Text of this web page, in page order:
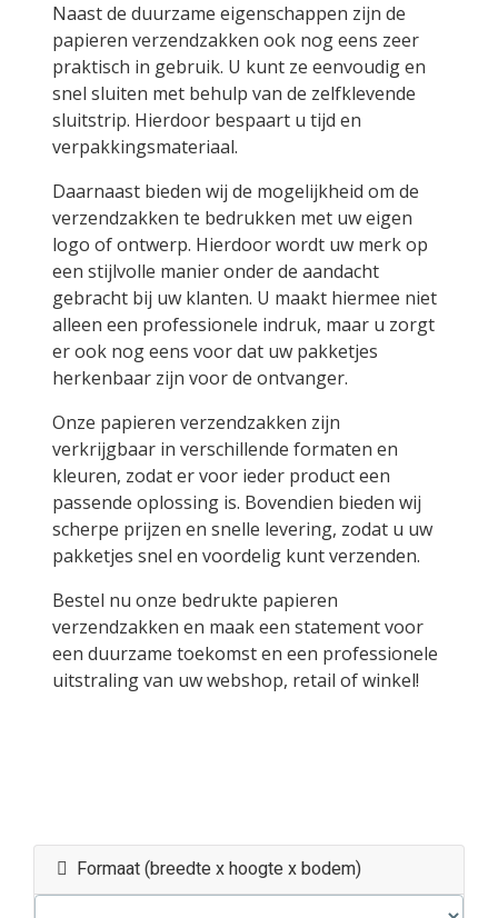
Naast de duurzame eigenschappen zijn de
papieren verzendzakken ook nog eens zeer
praktisch in gebruik. U kunt ze eenvoudig en
snel sluiten met behulp van de zelfklevende
sluitstrip. Hierdoor bespaart u tijd en
verpakkingsmateriaal.
Daarnaast bieden wij de mogelijkheid om de
verzendzakken te bedrukken met uw eigen
logo of ontwerp. Hierdoor wordt uw merk op
een stijlvolle manier onder de aandacht
gebracht bij uw klanten. U maakt hiermee niet
alleen een professionele indruk, maar u zorgt
er ook nog eens voor dat uw pakketjes
herkenbaar zijn voor de ontvanger.
Onze papieren verzendzakken zijn
verkrijgbaar in verschillende formaten en
kleuren, zodat er voor ieder product een
passende oplossing is. Bovendien bieden wij
scherpe prijzen en snelle levering, zodat u uw
pakketjes snel en voordelig kunt verzenden.
Bestel nu onze bedrukte papieren
verzendzakken en maak een statement voor
een duurzame toekomst en een professionele
uitstraling van uw webshop, retail of winkel!
Formaat (breedte x hoogte x bodem)